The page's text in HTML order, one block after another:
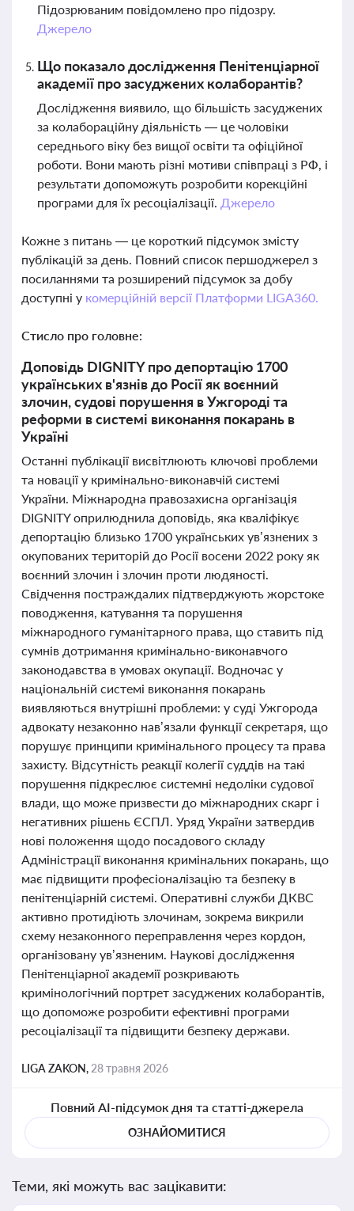
Підозрюваним повідомлено про підозру.
Джерело
Що показало дослідження Пенітенціарної
академії про засуджених колаборантів?
Дослідження виявило, що більшість засуджених
за колабораційну діяльність — це чоловіки
середнього віку без вищої освіти та офіційної
роботи. Вони мають різні мотиви співпраці з РФ, і
результати допоможуть розробити корекційні
програми для їх ресоціалізації. Джерело
Кожне з питань — це короткий підсумок змісту
публікацій за день. Повний список першоджерел з
посиланнями та розширений підсумок за добу
доступні у комерційній версії Платформи LIGA360.
Стисло про головне:
Доповідь DIGNITY про депортацію 1700
українських в'язнів до Росії як воєнний
злочин, судові порушення в Ужгороді та
реформи в системі виконання покарань в
Україні
Останні публікації висвітлюють ключові проблеми
та новації у кримінально-виконавчій системі
України. Міжнародна правозахисна організація
DIGNITY оприлюднила доповідь, яка кваліфікує
депортацію близько 1700 українських ув’язнених з
окупованих територій до Росії восени 2022 року як
воєнний злочин і злочин проти людяності.
Свідчення постраждалих підтверджують жорстоке
поводження, катування та порушення
міжнародного гуманітарного права, що ставить під
сумнів дотримання кримінально-виконавчого
законодавства в умовах окупації. Водночас у
національній системі виконання покарань
виявляються внутрішні проблеми: у суді Ужгорода
адвокату незаконно нав’язали функції секретаря, що
порушує принципи кримінального процесу та права
захисту. Відсутність реакції колегії суддів на такі
порушення підкреслює системні недоліки судової
влади, що може призвести до міжнародних скарг і
негативних рішень ЄСПЛ. Уряд України затвердив
нові положення щодо посадового складу
Адміністрації виконання кримінальних покарань, що
має підвищити професіоналізацію та безпеку в
пенітенціарній системі. Оперативні служби ДКВС
активно протидіють злочинам, зокрема викрили
схему незаконного переправлення через кордон,
організовану ув’язненим. Наукові дослідження
Пенітенціарної академії розкривають
кримінологічний портрет засуджених колаборантів,
що допоможе розробити ефективні програми
ресоціалізації та підвищити безпеку держави.
LIGA ZAKON, 28 травня 2026
Повний AI-підсумок дня та статті-джерела
ОЗНАЙОМИТИСЯ
Теми, які можуть вас зацікавити: